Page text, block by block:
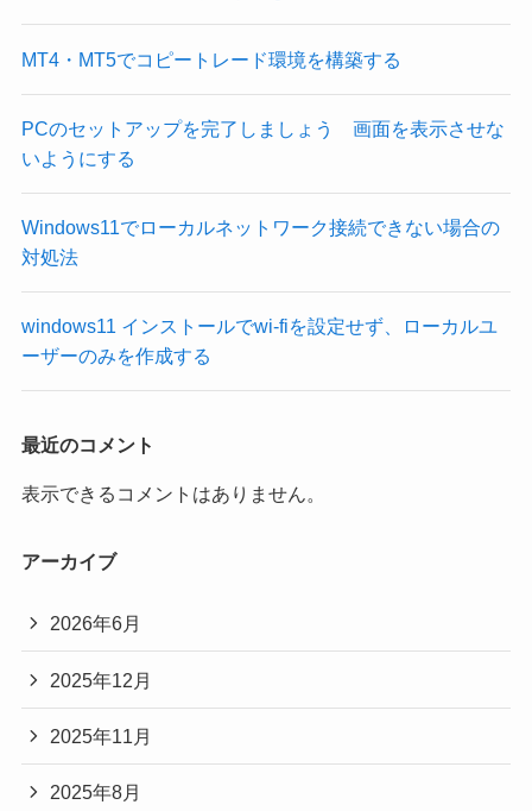
MT4・MT5でコピートレード環境を構築する
PCのセットアップを完了しましょう 画面を表示させな
いようにする
Windows11でローカルネットワーク接続できない場合の
対処法
windows11 インストールでwi-fiを設定せず、ローカルユ
ーザーのみを作成する
最近のコメント
表示できるコメントはありません。
アーカイブ
2026年6月
2025年12月
2025年11月
2025年8月